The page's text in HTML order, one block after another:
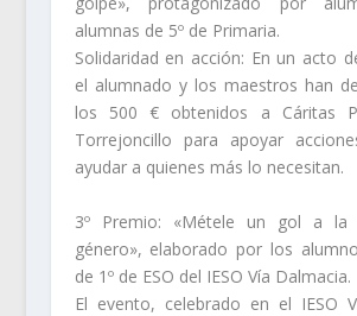
alumnas de 5º de Primaria.
Solidaridad en acción: En un acto
el alumnado y los maestros han
los 500 € obtenidos a Cáritas
Torrejoncillo para apoyar
ayudar a quienes más lo necesitan.
3º Premio: «Métele un gol a la
género», elaborado por los
de 1º de ESO del IESO Vía Dalmacia.
El evento, celebrado en el IESO